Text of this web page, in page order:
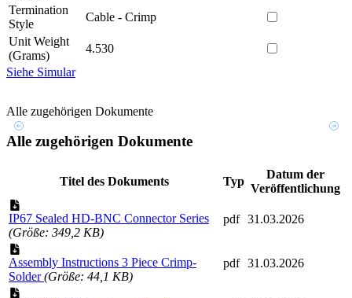
Termination
Style
Cable - Crimp
Unit Weight
(Grams)
4.530
Siehe Simular
Alle zugehörigen Dokumente
Alle zugehörigen Dokumente
Titel des Dokuments Typ
Datum der
Veröffentlichung
IP67 Sealed HD-BNC Connector Series
(Größe: 349,2 KB)
pdf 31.03.2026
Assembly Instructions 3 Piece Crimp-
Solder(Größe: 44,1 KB)
pdf 31.03.2026